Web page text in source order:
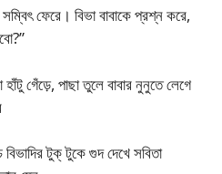
ফেরে। বিভা বাবাকে প্রশ্ন করে,
হাঁটু গেঁড়ে, পাছা তুলে বাবার নুনুতে লেগে
টুক্ টুকে গুদ দেখে সবিতা